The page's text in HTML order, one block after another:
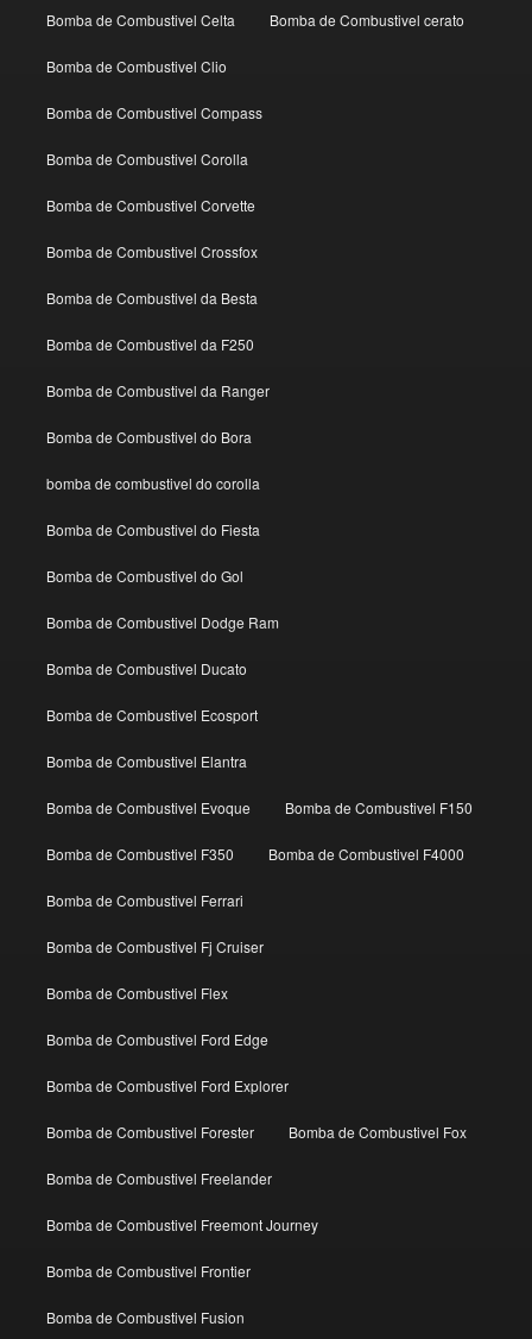
Bomba de Combustivel Celta Bomba de Combustivel cerato
Bomba de Combustivel Clio
Bomba de Combustivel Compass
Bomba de Combustivel Corolla
Bomba de Combustivel Corvette
Bomba de Combustivel Crossfox
Bomba de Combustivel da Besta
Bomba de Combustivel da F250
Bomba de Combustivel da Ranger
Bomba de Combustivel do Bora
bomba de combustivel do corolla
Bomba de Combustivel do Fiesta
Bomba de Combustivel do Gol
Bomba de Combustivel Dodge Ram
Bomba de Combustivel Ducato
Bomba de Combustivel Ecosport
Bomba de Combustivel Elantra
Bomba de Combustivel Evoque Bomba de Combustivel F150
Bomba de Combustivel F350 Bomba de Combustivel F4000
Bomba de Combustivel Ferrari
Bomba de Combustivel Fj Cruiser
Bomba de Combustivel Flex
Bomba de Combustivel Ford Edge
Bomba de Combustivel Ford Explorer
Bomba de Combustivel Forester Bomba de Combustivel Fox
Bomba de Combustivel Freelander
Bomba de Combustivel Freemont Journey
Bomba de Combustivel Frontier
Bomba de Combustivel Fusion